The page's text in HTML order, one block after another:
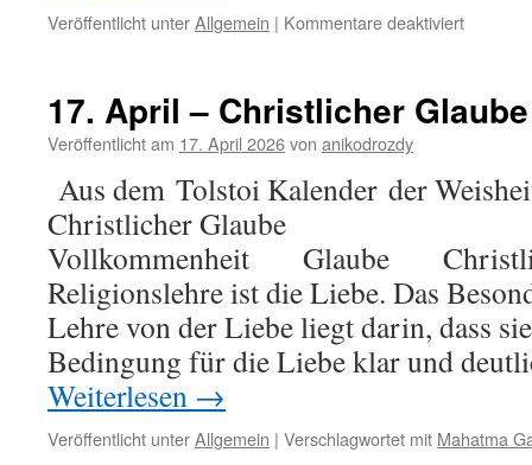
Veröffentlicht unterAllgemein | Kommentare deaktiviertfür
Wissen
17. April – Christlicher Glaube
Veröffentlicht am 17. April 2026von anikodrozdy
Aus dem Tolstoi Kalender der
Christlicher Glaube
Vollkommenheit Glaube
Religionslehre ist die Liebe. Das
Lehre von der Liebe liegt darin, dass
Bedingung für die Liebe klar und
Weiterlesen →
Veröffentlicht unterAllgemein | Verschlagwortet mit Mahatma